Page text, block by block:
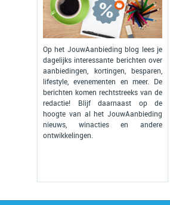
Op het JouwAanbieding blog lees je
dagelijks interessante berichten over
aanbiedingen, kortingen, besparen,
lifestyle, evenementen en meer. De
berichten komen rechtstreeks van de
redactie! Blijf daarnaast op de
hoogte van al het JouwAanbieding
nieuws, winacties en andere
ontwikkelingen.